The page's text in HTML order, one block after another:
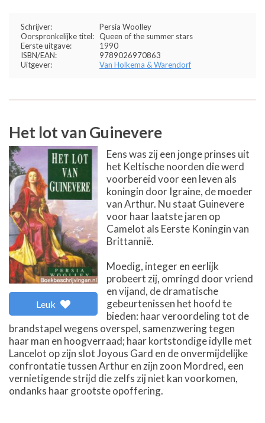
Schrijver:
Persia Woolley
Oorspronkelijke titel: Queen of the summer stars
Eerste uitgave:
1990
ISBN/EAN:
9789026970863
Uitgever:
Van Holkema & Warendorf
Het lot van Guinevere
Leuk
Eens was zij een jonge prinses uit
het Keltische noorden die werd
voorbereid voor een leven als
koningin door Igraine, de moeder
van Arthur. Nu staat Guinevere
voor haar laatste jaren op
Camelot als Eerste Koningin van
Brittannië.
Moedig, integer en eerlijk
probeert zij, omringd door vriend
en vijand, de dramatische
gebeurtenissen het hoofd te
bieden: haar veroordeling tot de
brandstapel wegens overspel, samenzwering tegen
haar man en hoogverraad; haar kortstondige idylle met
Lancelot op zijn slot Joyous Gard en de onvermijdelijke
confrontatie tussen Arthur en zijn zoon Mordred, een
vernietigende strijd die zelfs zij niet kan voorkomen,
ondanks haar grootste opoffering.